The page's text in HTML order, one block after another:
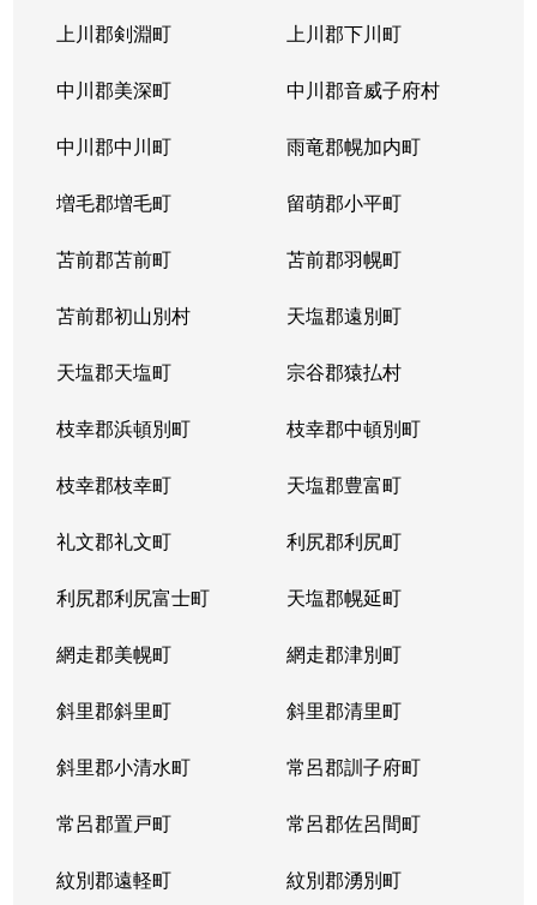
上川郡剣淵町 上川郡下川町
中川郡美深町 中川郡音威子府村
中川郡中川町 雨竜郡幌加内町
増毛郡増毛町 留萌郡小平町
苫前郡苫前町 苫前郡羽幌町
苫前郡初山別村 天塩郡遠別町
天塩郡天塩町 宗谷郡猿払村
枝幸郡浜頓別町 枝幸郡中頓別町
枝幸郡枝幸町 天塩郡豊富町
礼文郡礼文町 利尻郡利尻町
利尻郡利尻富士町 天塩郡幌延町
網走郡美幌町 網走郡津別町
斜里郡斜里町 斜里郡清里町
斜里郡小清水町 常呂郡訓子府町
常呂郡置戸町 常呂郡佐呂間町
紋別郡遠軽町 紋別郡湧別町